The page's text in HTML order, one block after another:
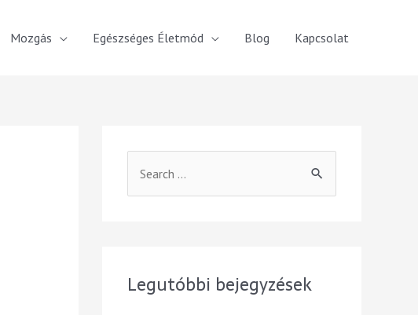
Mozgás Egészséges Életmód Blog Kapcsolat
Legutóbbi bejegyzések